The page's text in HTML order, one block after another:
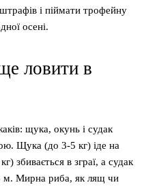
і піймати трофейну
осені.
ловити в
щука, окунь і судак
Щука (до 3-5 кг) іде на
збивається в зграї, а судак
м. Мирна риба, як лящ чи